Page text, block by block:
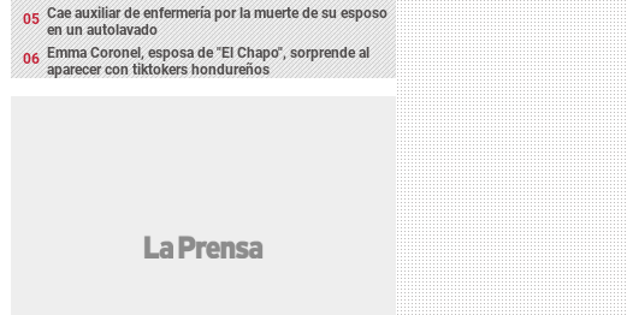
Cae auxiliar de enfermería por la muerte de su esposo
en un autolavado
Emma Coronel, esposa de "El Chapo", sorprende al
aparecer con tiktokers hondureños